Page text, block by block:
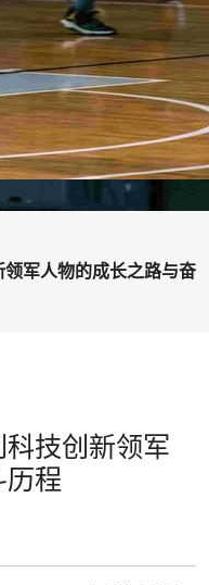
军人物的成长之路与奋
技创新领军
历程